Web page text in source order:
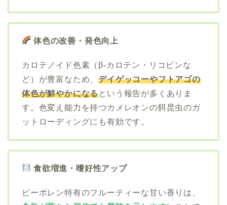
体色の改善・発色向上
カロテノイド色素（β-カロテン・リコピンな
ど）が豊富なため、デイゲッコーやフトアゴの
体色が鮮やかになるという報告が多くありま
す。色変え能力を持つカメレオンの餌昆虫のガ
ットローディングにも有効です。
食欲増進・嗜好性アップ
ビーポレン特有のフルーティーな甘い香りは、